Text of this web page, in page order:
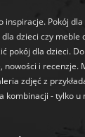
inspiracje. Pokój
dzieci czy meble
pokój dla dzieci.
nowości i recenzje.
zdjęć z
kombinacji - tylko u